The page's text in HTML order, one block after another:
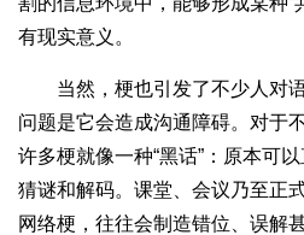
有现实意义。
当然，梗也引发了不少人对语
问题是它会造成沟通障碍。对于
许多梗就像一种“黑话”：原本可
猜谜和解码。课堂、会议乃至正
网络梗，往往会制造错位、误解